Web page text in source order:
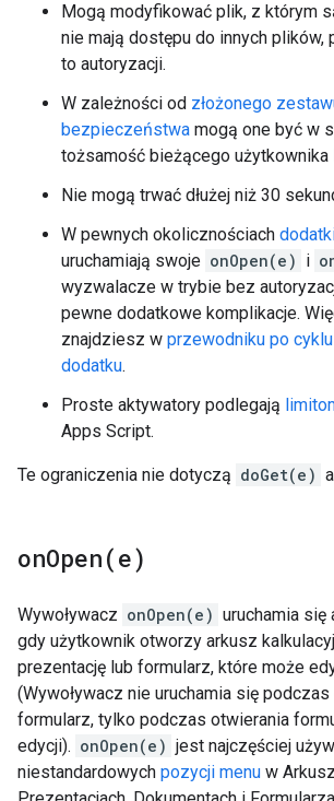
Mogą modyfikować plik, z którym
nie mają dostępu do innych plików,
to autoryzacji.
W zależności od złożonego
bezpieczeństwa mogą one być w
tożsamość bieżącego użytkownika
Nie mogą trwać dłużej niż 30
W pewnych okolicznościach
uruchamiają swoje onOpen(e) i
wyzwalacze w trybie bez
pewne dodatkowe komplikacje.
znajdziesz w przewodniku po
dodatku.
Proste aktywatory podlegają
Apps Script.
Te ograniczenia nie dotyczą doGet(e)
onOpen(e)
Wywoływacz onOpen(e) uruchamia się
gdy użytkownik otworzy arkusz
prezentację lub formularz, które może
(Wywoływacz nie uruchamia się
formularz, tylko podczas otwierania
edycji). onOpen(e) jest najczęściej
niestandardowych pozycji menu w